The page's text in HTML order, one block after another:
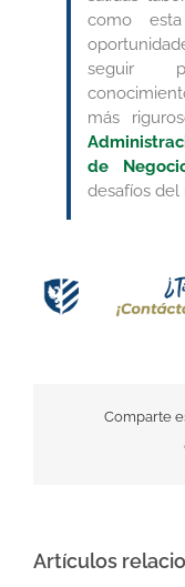
como
seguir
más
de
desafíos del
Comparte
Artículos